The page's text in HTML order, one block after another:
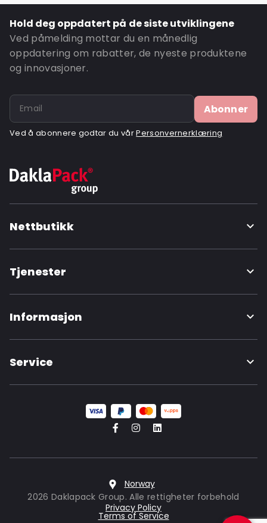
Hold deg oppdatert på de siste utviklingene
Ved påmelding mottar du en månedlig
oppdatering om rabatter, de nyeste produktene
og innovasjoner.
Abonner
Ved å abonnere godtar du vårPersonvernerklæring
Nettbutikk
Tjenester
Informasjon
Service
Norway
2026 Daklapack Group. Alle rettigheter forbehold
Privacy Policy
Terms of Service